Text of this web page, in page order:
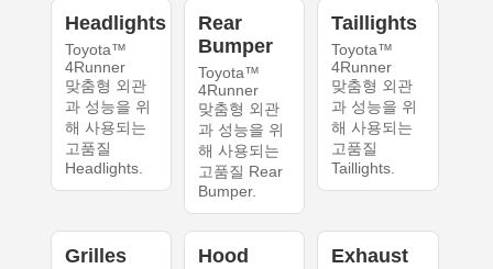
Headlights
Toyota™
4Runner
맞춤형 외관
과 성능을 위
해 사용되는
고품질
Headlights.
Rear
Bumper
Toyota™
4Runner
맞춤형 외관
과 성능을 위
해 사용되는
고품질 Rear
Bumper.
Taillights
Toyota™
4Runner
맞춤형 외관
과 성능을 위
해 사용되는
고품질
Taillights.
Grilles Hood Exhaust